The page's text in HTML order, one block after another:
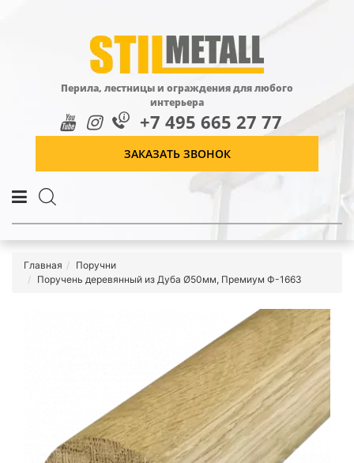
Перила, лестницы и ограждения для любого
интерьера
+7 495 665 27 77
ЗАКАЗАТЬ ЗВОНОК
Главная
Поручни
Поручень деревянный из Дуба Ø50мм, Премиум Ф-1663